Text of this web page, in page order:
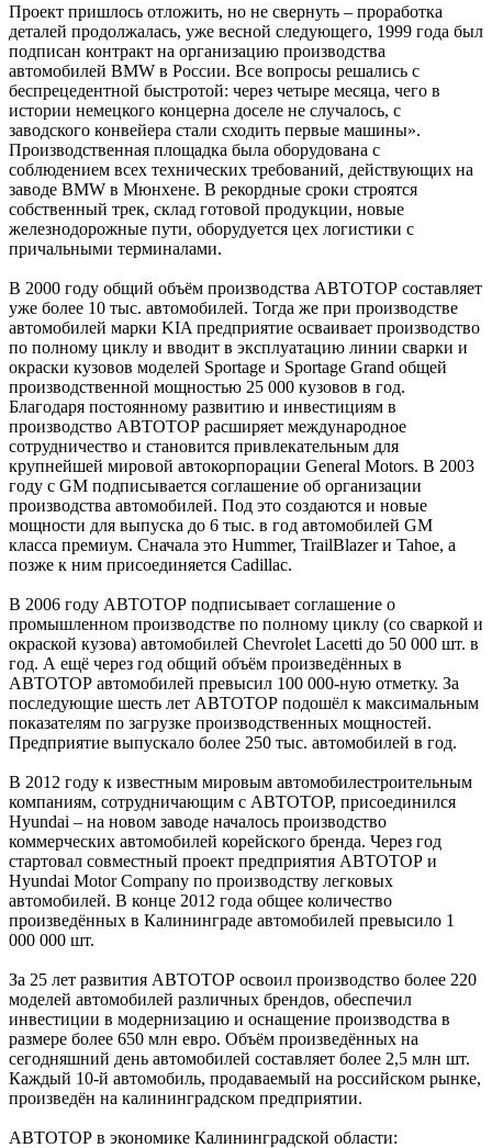
Проект пришлось отложить, но не свернуть – проработка
деталей продолжалась, уже весной следующего, 1999 года был
подписан контракт на организацию производства
автомобилей BMW в России. Все вопросы решались с
беспрецедентной быстротой: через четыре месяца, чего в
истории немецкого концерна доселе не случалось, с
заводского конвейера стали сходить первые машины».
Производственная площадка была оборудована с
соблюдением всех технических требований, действующих на
заводе BMW в Мюнхене. В рекордные сроки строятся
собственный трек, склад готовой продукции, новые
железнодорожные пути, оборудуется цех логистики с
причальными терминалами.
В 2000 году общий объём производства АВТОТОР составляет
уже более 10 тыс. автомобилей. Тогда же при производстве
автомобилей марки KIA предприятие осваивает производство
по полному циклу и вводит в эксплуатацию линии сварки и
окраски кузовов моделей Sportage и Sportage Grand общей
производственной мощностью 25 000 кузовов в год.
Благодаря постоянному развитию и инвестициям в
производство АВТОТОР расширяет международное
сотрудничество и становится привлекательным для
крупнейшей мировой автокорпорации General Motors. В 2003
году с GM подписывается соглашение об организации
производства автомобилей. Под это создаются и новые
мощности для выпуска до 6 тыс. в год автомобилей GM
класса премиум. Сначала это Hummer, TrailBlazer и Tahoe, а
позже к ним присоединяется Cadillac.
В 2006 году АВТОТОР подписывает соглашение о
промышленном производстве по полному циклу (со сваркой и
окраской кузова) автомобилей Chevrolet Lacetti до 50 000 шт. в
год. А ещё через год общий объём произведённых в
АВТОТОР автомобилей превысил 100 000-ную отметку. За
последующие шесть лет АВТОТОР подошёл к максимальным
показателям по загрузке производственных мощностей.
Предприятие выпускало более 250 тыс. автомобилей в год.
В 2012 году к известным мировым автомобилестроительным
компаниям, сотрудничающим с АВТОТОР, присоединился
Hyundai – на новом заводе началось производство
коммерческих автомобилей корейского бренда. Через год
стартовал совместный проект предприятия АВТОТОР и
Hyundai Motor Company по производству легковых
автомобилей. В конце 2012 года общее количество
произведённых в Калининграде автомобилей превысило 1
000 000 шт.
За 25 лет развития АВТОТОР освоил производство более 220
моделей автомобилей различных брендов, обеспечил
инвестиции в модернизацию и оснащение производства в
размере более 650 млн евро. Объём произведённых на
сегодняшний день автомобилей составляет более 2,5 млн шт.
Каждый 10-й автомобиль, продаваемый на российском рынке,
произведён на калининградском предприятии.
АВТОТОР в экономике Калининградской области: